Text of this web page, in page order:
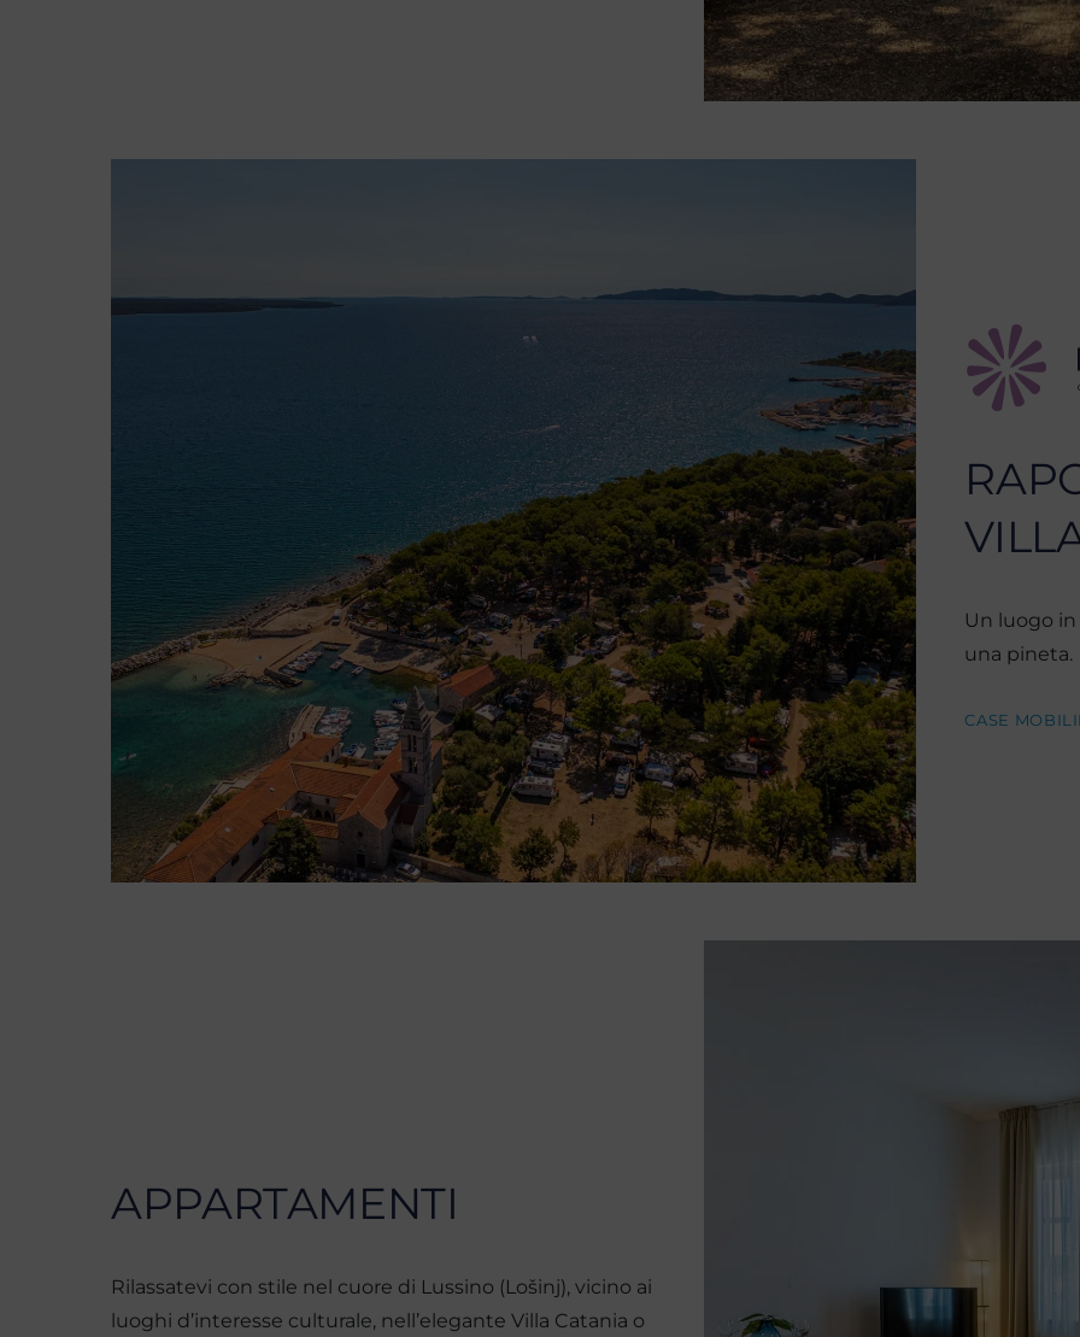
Un luogo in
una pineta.
CASE MOBILI
APPARTAMENTI
Rilassatevi con stile nel cuore di Lussino (Lošinj), vicino ai
luoghi d’interesse culturale, nell’elegante Villa Catania o